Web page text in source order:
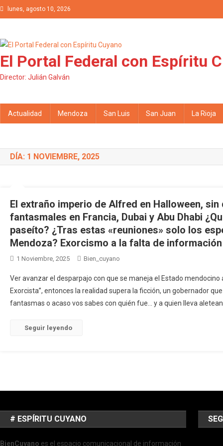
Saltar al contenido
lunes, agosto 10, 2026
El Portal Federal con Espíritu
Director: Julián Galván
Actualidad Mendoza San Luis San Juan La Rioja
DÍA: 1 NOVIEMBRE, 2025
El extraño imperio de Alfred en Halloween,
fantasmales en Francia, Dubai y Abu Dhabi
paseíto? ¿Tras estas «reuniones» solo los
Mendoza? Exorcismo a la falta de
1 Noviembre, 2025 Bien_cuyano
Ver avanzar el desparpajo con que se maneja el Estado mendocino
Exorcista”, entonces la realidad supera la ficción, un gobernador
fantasmas o acaso vos sabes con quién fue… y a quien lleva
Seguir leyendo
# ESPÍRITU CUYANO
BienCuyano es el espacio comunicacional de información